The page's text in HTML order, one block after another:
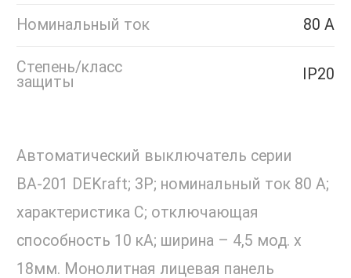
Номинальный ток 80 А
Степень/класс
защиты
IP20
Автоматический выключатель серии
ВА-201 DEKraft; 3P; номинальный ток 80 А;
характеристика С; отключающая
способность 10 кА; ширина – 4,5 мод. х
18мм. Монолитная лицевая панель